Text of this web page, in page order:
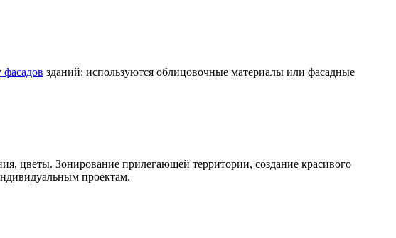
фасадов зданий: используются облицовочные материалы или фасадные
цветы. Зонирование прилегающей территории, создание красивого
проектам.